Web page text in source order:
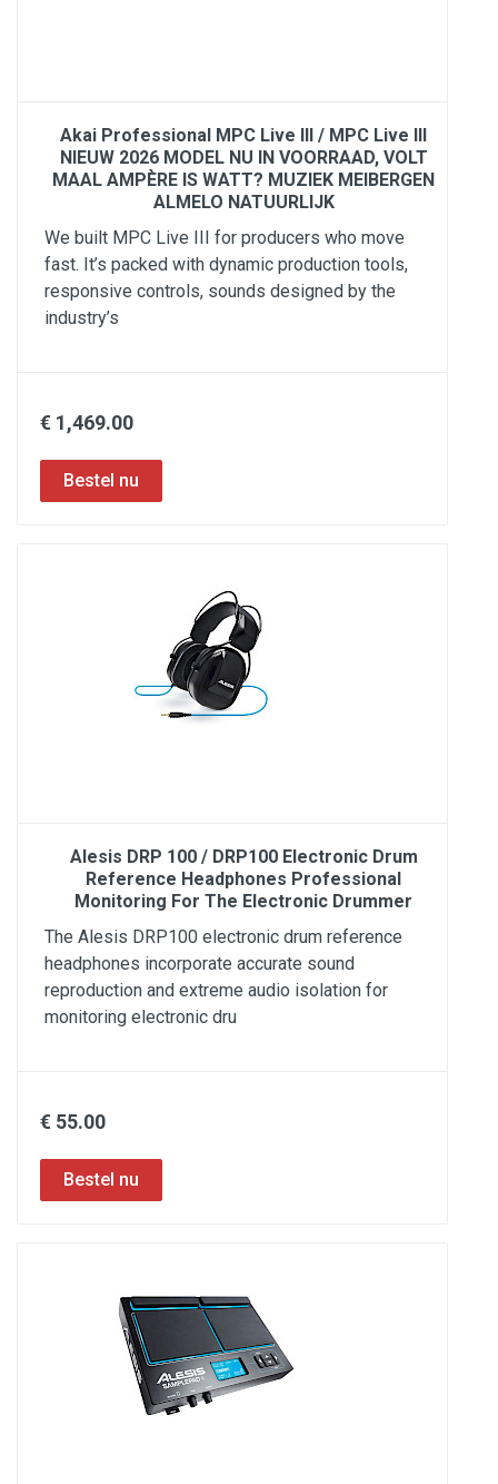
Akai Professional MPC Live III / MPC Live III
NIEUW 2026 MODEL NU IN VOORRAAD, VOLT
MAAL AMPÈRE IS WATT? MUZIEK MEIBERGEN
ALMELO NATUURLIJK
We built MPC Live III for producers who move
fast. It’s packed with dynamic production tools,
responsive controls, sounds designed by the
industry’s
€ 1,469.00
Alesis DRP 100 / DRP100 Electronic Drum
Reference Headphones Professional
Monitoring For The Electronic Drummer
The Alesis DRP100 electronic drum reference
headphones incorporate accurate sound
reproduction and extreme audio isolation for
monitoring electronic dru
€ 55.00